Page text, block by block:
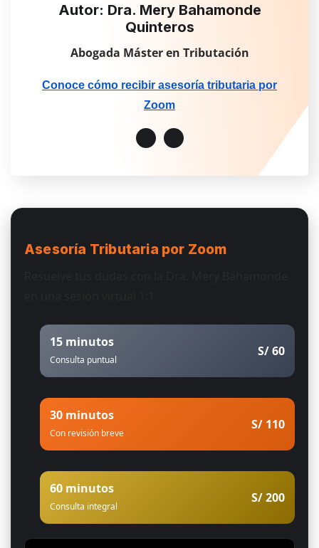
Autor: Dra. Mery Bahamonde
Quinteros
Abogada Máster en Tributación
Conoce cómo recibir asesoría tributaria por
Zoom
Asesoría Tributaria por Zoom
15 minutos
Consulta puntual
S/ 60
30 minutos
Con revisión breve
S/ 110
60 minutos
Consulta integral
S/ 200